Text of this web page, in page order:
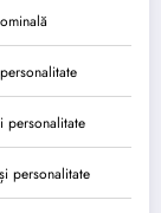
personalitate
personalitate